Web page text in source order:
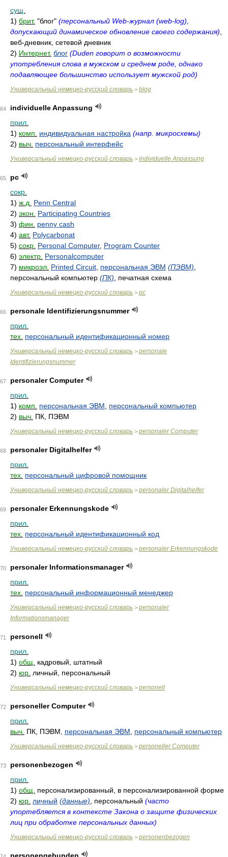
сущ.
1) брит. "блог" (персональный Web-журнал (web-log),
допускающий динамическое обновление своего содержания)
веб-дневник, сетевой дневник
2) Интернет. блог (Duden говорит о возможности
употребления слова в мужском и среднем роде, однако
подавляющее большинство использует мужской род)
Универсальный немецко-русский словарь > blog
64
individuelle Anpassung
прил.
1) комп. индивидуальная настройка (напр. микросхемы)
2) выч. персональный интерфейс
Универсальный немецко-русский словарь > individuelle Anpassung
65
pc
сокр.
1) ж.д.
Penn Central
2) экон.
Participating Countries
3) фин.
penny cash
4) авт. Polycarbonat
5) сокр. Personal Computer, Program Counter
6) электр. Personalcomputer
7) микроэл. Printed Circuit персональная ЭВМ (ПЭВМ)
персональный компьютер (ПК) , печатная схема
Универсальный немецко-русский словарь > pc
66
personale Identifizierungsnummer
прил.
тех. персональный идентификационный номер
Универсальный немецко-русский словарь > personale
Identifizierungsnummer
67
personaler Computer
прил.
1) комп. персональная ЭВМ
персональный компьютер
2) выч. ПК, ПЭВМ
Универсальный немецко-русский словарь > personaler Computer
68
personaler Digitalhelfer
прил.
тех. персональный цифровой помощник
Универсальный немецко-русский словарь > personaler Digitalhelfer
69
personaler Erkennungskode
прил.
тех. персональный идентификационный код
Универсальный немецко-русский словарь > personaler Erkennungskode
70
personaler Informationsmanager
прил.
тех. персональный информационный менеджер
Универсальный немецко-русский словарь > personaler
Informationsmanager
71
personell
прил.
1) общ.
кадровый, штатный
2) юр. личный, персональный
Универсальный немецко-русский словарь > personell
72
personeller Computer
прил.
выч. ПК, ПЭВМ, персональная ЭВМ персональный компьютер
Универсальный немецко-русский словарь > personeller Computer
73
personenbezogen
прил.
1) общ.
персонализированный, в персонализированной форме
2) юр. личный (данные) , персональный (часто
упортебляется в контексте Закона о защите физических
лиц при обработке персональных данных)
Универсальный немецко-русский словарь > personenbezogen